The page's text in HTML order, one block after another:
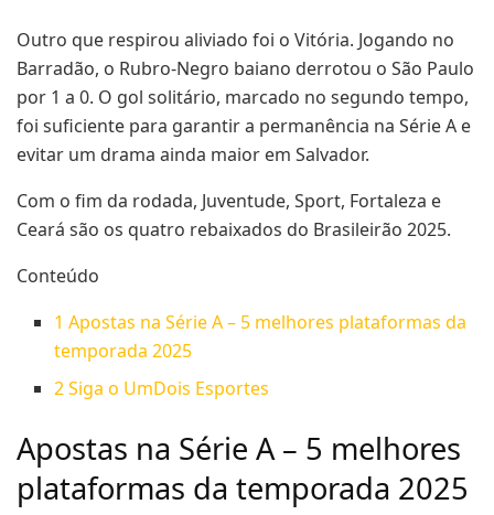
Outro que respirou aliviado foi o Vitória. Jogando no
Barradão, o Rubro-Negro baiano derrotou o São Paulo
por 1 a 0. O gol solitário, marcado no segundo tempo,
foi suficiente para garantir a permanência na Série A e
evitar um drama ainda maior em Salvador.
Com o fim da rodada, Juventude, Sport, Fortaleza e
Ceará são os quatro rebaixados do Brasileirão 2025.
Conteúdo
1 Apostas na Série A – 5 melhores plataformas da
temporada 2025
2Siga o UmDois Esportes
Apostas na Série A – 5 melhores
plataformas da temporada 2025